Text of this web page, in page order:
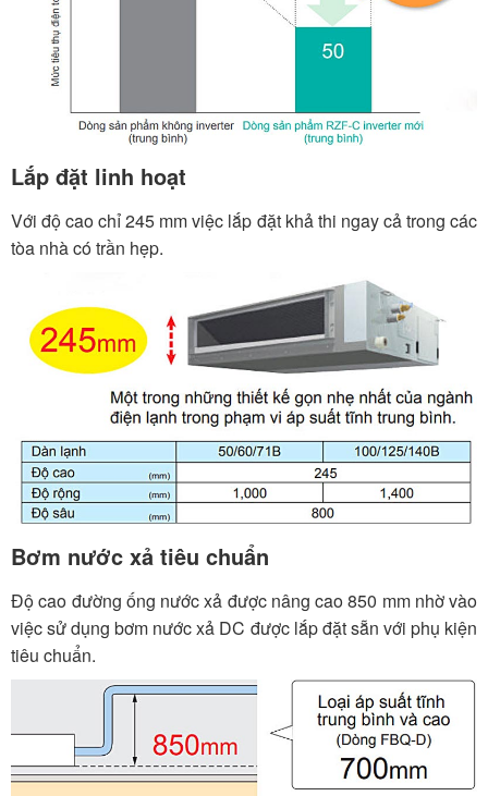
Lắp đặt linh hoạt
Với độ cao chỉ 245 mm việc lắp đặt khả thi ngay cả trong các
tòa nhà có trần hẹp.
Bơm nước xả tiêu chuẩn
Độ cao đường ống nước xả được nâng cao 850 mm nhờ vào
việc sử dụng bơm nước xả DC được lắp đặt sẵn với phụ kiện
tiêu chuẩn.